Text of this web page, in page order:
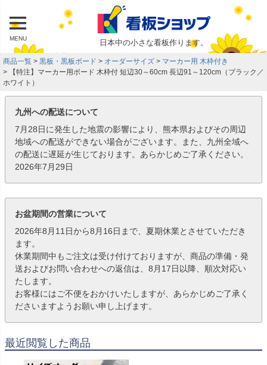
MENU 日本中の小さな看板作ります。
商品一覧 黒板・黒板ボード オーダーサイズ
マーカー用 木枠付き
【特注】マーカー用ボード 木枠付 短辺30～60cm 長辺91～120cm（ブラック／
ホワイト）
九州への配送について
7月28日に発生した地震の影響により、熊本県およびその周辺
地域への配送ができない場合がございます。また、九州全域へ
の配送に遅延が生じております。あらかじめご了承ください。
2026年7月29日
お盆期間の営業について
2026年8月11日から8月16日まで、夏期休業とさせていただき
ます。
休業期間中もご注文は受け付けておりますが、商品の準備・発
送およびお問い合わせへの返信は、8月17日以降、順次対応い
たします。
お客様にはご不便をおかけいたしますが、あらかじめご了承く
ださいますようお願い申し上げます。
最近閲覧した商品